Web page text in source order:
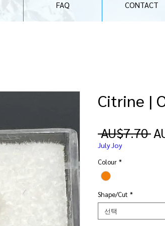
FAQ CONTACT
Citrine |
AU$7.70 일
July Joy
Colour *
Shape/Cut *
선택